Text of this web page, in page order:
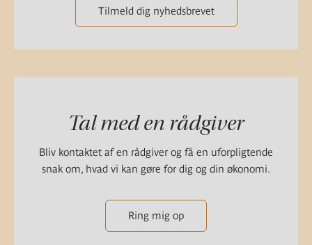
Tilmeld dig nyhedsbrevet
Tal med en rådgiver
Bliv kontaktet af en rådgiver og få en uforpligtende
snak om, hvad vi kan gøre for dig og din økonomi.
Ring mig op